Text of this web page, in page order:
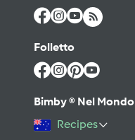
Folletto
Bimby ® Nel Mondo
Recipes